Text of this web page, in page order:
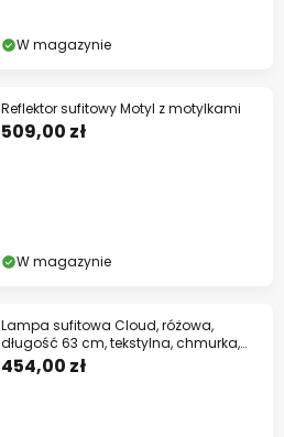
W magazynie
Reflektor sufitowy Motyl z motylkami
509,00 zł
W magazynie
Lampa sufitowa Cloud, różowa,
długość 63 cm, tekstylna, chmurka,
E27
454,00 zł